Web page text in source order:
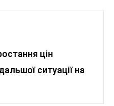
цін
ситуації на